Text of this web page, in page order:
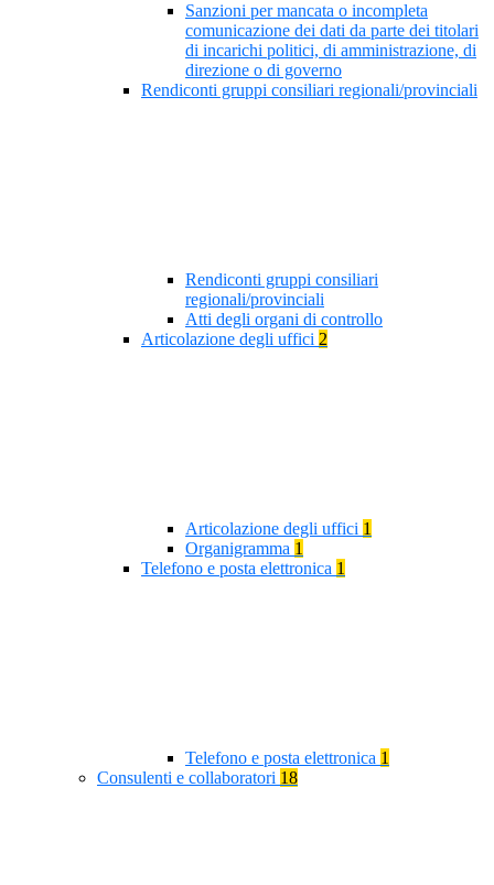
Sanzioni per mancata o incompleta
comunicazione dei dati da parte dei titolari
di incarichi politici, di amministrazione, di
direzione o di governo
Rendiconti gruppi consiliari regionali/provinciali
Rendiconti gruppi consiliari
regionali/provinciali
Atti degli organi di controllo
Articolazione degli uffici 2
Articolazione degli uffici 1
Organigramma 1
Telefono e posta elettronica 1
Telefono e posta elettronica 1
Consulenti e collaboratori 18